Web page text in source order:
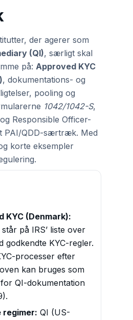
der agerer som
(QI), særligt skal
på: Approved KYC
, dokumentations- og
pooling og
1042/1042-S,
Responsible Officer-
PAI/QDD-særtræk. Med
korte eksempler
KYC (Denmark):
på IRS’ liste over
godkendte KYC-regler.
processer efter
kan bruges som
QI-dokumentation
regimer: QI (US-